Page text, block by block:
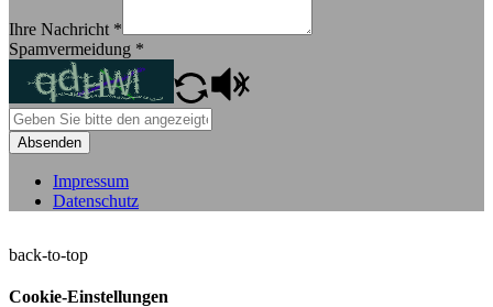
Ihre Nachricht *
Spamvermeidung *
Absenden
Impressum
Datenschutz
back-to-top
Cookie-Einstellungen